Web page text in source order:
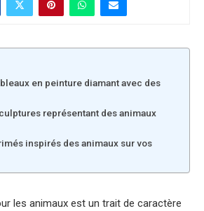
en peinture diamant avec des
représentant des animaux
inspirés des animaux sur vos
les animaux est un trait de caractère